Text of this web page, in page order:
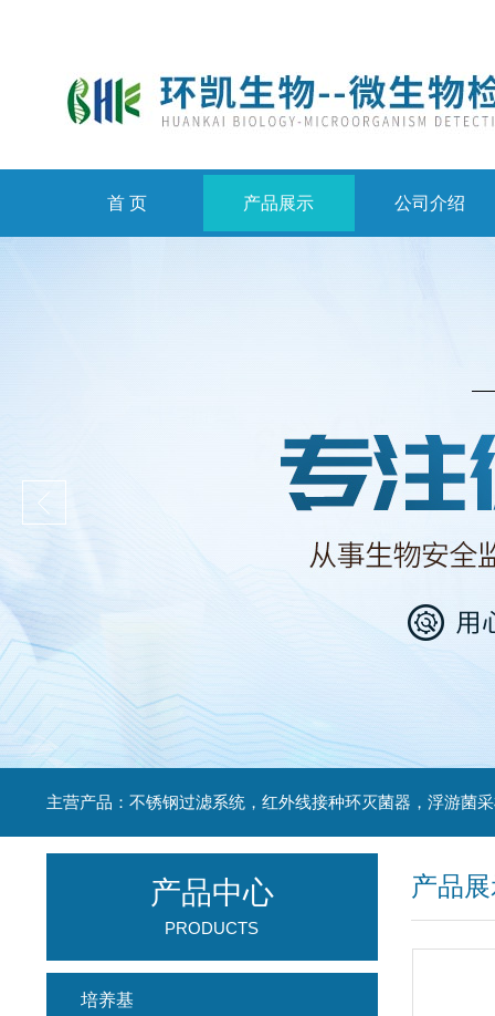
首 页 产品展示 公司介绍
产品
产品中心
PRODUCTS
培养基